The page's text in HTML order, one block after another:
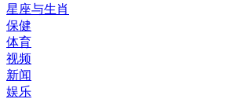
星座与生肖
保健
体育
视频
新闻
娱乐